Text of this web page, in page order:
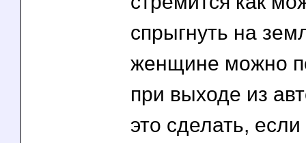
спрыгнуть на
женщине можно
при выходе из
это сделать,